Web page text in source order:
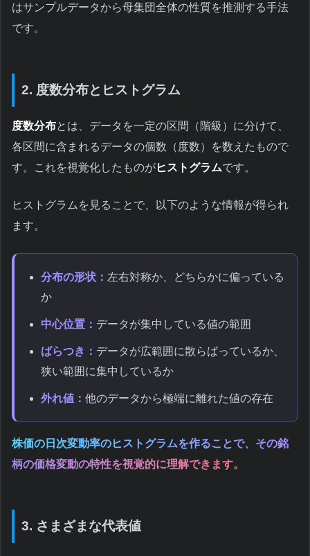
はサンプルデータから母集団全体の性質を推測する手法
です。
2. 度数分布とヒストグラム
度数分布とは、データを一定の区間（階級）に分けて、
各区間に含まれるデータの個数（度数）を数えたもので
す。これを視覚化したものがヒストグラムです。
ヒストグラムを見ることで、以下のような情報が得られ
ます。
分布の形状： 左右対称か、どちらかに偏っている
か
中心位置： データが集中している値の範囲
ばらつき： データが広範囲に散らばっているか、
狭い範囲に集中しているか
外れ値： 他のデータから極端に離れた値の存在
株価の日次変動率のヒストグラムを作ることで、その銘
柄の価格変動の特性を視覚的に理解できます。
3. さまざまな代表値